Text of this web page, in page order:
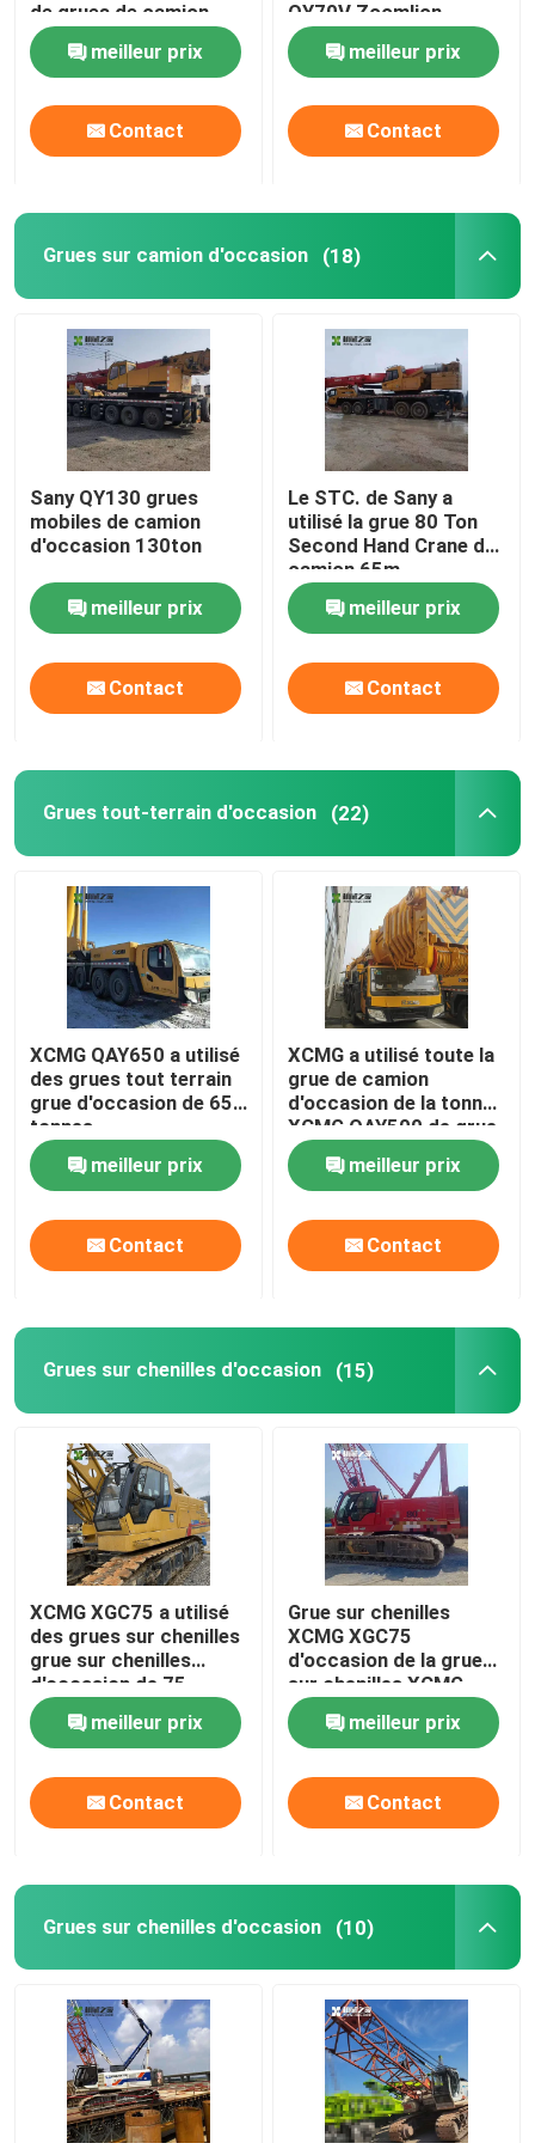
Visite d'usine
Contrôle de qualité
Contactez-nous
Demandez une citation
Grues utilisées de camion
Grues sur camion d'occasion
Grues tout-terrain d'occasion
Grues sur chenilles d'occasion
Grues sur chenilles d'occasion
pièces sany de grue
Pièces de grue XCMG
Pièces de moteur de grue
Crane Wear Part
Mini Skid Steer Loader
Montage du moteur
de grues de camion
meilleur prix
Contact
QY70V Zoomlion
meilleur prix
Contact
Grues sur camion d'occasion (18)
Sany QY130 grues
mobiles de camion
d'occasion 130ton
meilleur prix
Contact
Le STC. de Sany a
utilisé la grue 80 Ton
Second Hand Crane de
camion 65m
meilleur prix
Contact
Grues tout-terrain d'occasion (22)
XCMG QAY650 a utilisé
des grues tout terrain
grue d'occasion de 650
tonnes
meilleur prix
Contact
XCMG a utilisé toute la
grue de camion
d'occasion de la tonne
XCMG QAY500 de grue
de camion de terrain
meilleur prix
Contact
Grues sur chenilles d'occasion (15)
XCMG XGC75 a utilisé
des grues sur chenilles
grue sur chenilles
d'occasion de 75
tonnes MOY 2018
meilleur prix
Contact
Grue sur chenilles
XCMG XGC75
d'occasion de la grue
sur chenilles XCMG
utilisée 75 tonnes
meilleur prix
Contact
Grues sur chenilles d'occasion (10)